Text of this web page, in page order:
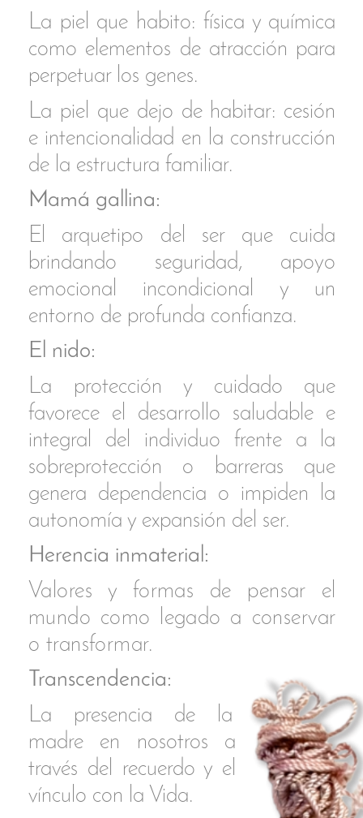
genera dependencia o impiden la
autonomía y expansión del ser.
‍Herencia inmaterial:
‍Valores y formas de pensar el
mundo como legado a conservar
o transformar.
‍Transcendencia:
madre en nosotros a
vínculo con la Vida.
‍SUMMOR
‍Cada fotograma MARe
conecta con la imagen
de una tapa o plato.
Lo hace a través del
simbólicocordón
umbilical
creado con
restos de redes del puerto
de Santa Pola.
‍A esta línea de imágenes le llamo
y representa una
transformaciónde los
Fotogramas MARe en mi
alimento. A través de ellos me
expreso, medito, converso… de
manera particular a través de las
actividades y propuestas con el
@deliciosamenterural
‍Inventé esta palabra cuando era
pequeña.
‍En el idioma de mi madre, el sueco,
la palabra “flores” se traduce como
“blommor”. Mis primeros recuerdos
están siempre entre ellas. Apenas
balbuceando, yo decía “summor” en